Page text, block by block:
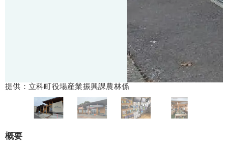
提供：立科町役場産業振興課農林係
概要